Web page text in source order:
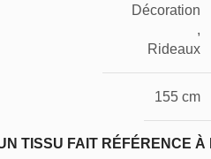
Décoration
,
Rideaux
155 cm
TISSU FAIT RÉFÉRENCE